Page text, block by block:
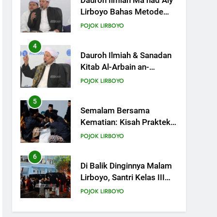
Lirboyo Bahas Metode
Ahlusunnah dalam
POJOK LIRBOYO
4
Dauroh Ilmiah & Sanadan
Kitab Al-Arbain an-
Nawawy bersama As-
POJOK LIRBOYO
5
Semalam Bersama
Kematian: Kisah Praktek
Tajhizul Janaiz Siswa III
POJOK LIRBOYO
6
Di Balik Dinginnya Malam
Lirboyo, Santri Kelas III
Aliyah Belajar Praktik
POJOK LIRBOYO
7